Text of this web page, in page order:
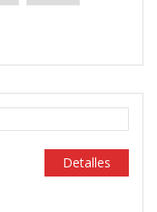
Detalles